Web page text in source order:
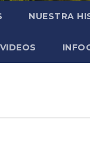
NUESTRA
VIDEOS